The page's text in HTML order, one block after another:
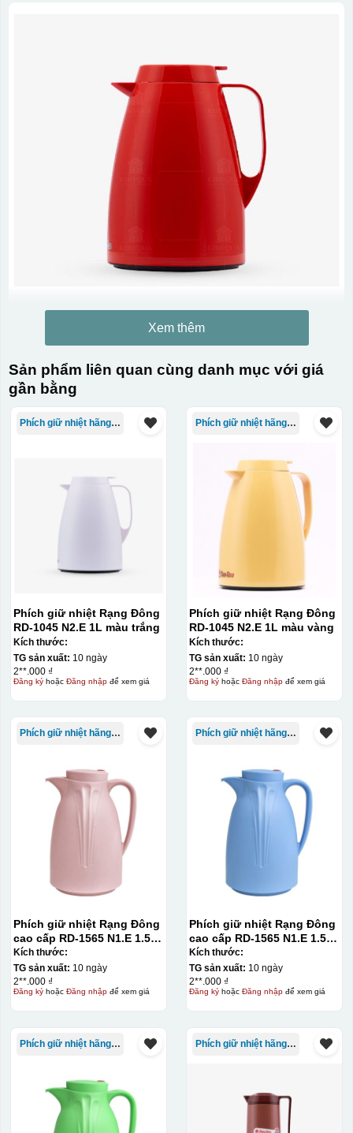
Kiểu in:
In lưới (silk screen printing) trong ngành quà tặng là kỹ
quang, trong đó hình ảnh cần in được phơi sáng tạo
thành khuôn. Mực in được đẩy qua các lỗ nhỏ trên lưới
bằng một thanh gạt (squeegee) để in lên bề mặt sản
phẩm như ly, cốc, bút, móc khóa hay các vật phẩm quà
tặng khác. Kỹ thuật này cho phép in được nhiều màu sắc
khác nhau, độ bền cao, có thể in trên nhiều chất liệu và
phù hợp cho sản xuất số lượng lớn, tuy nhiên đòi hỏi
tương đối cao.
Chất liệu:
Nhựa
Xem thêm
Sản phẩm liên quan cùng danh mục với giá
gần bằng
Phích giữ nhiệt hãng Rạng Đông
Phích giữ nhiệt Rạng Đông
RD-1045 N2.E 1L màu trắng
Kích thước:
TG sản xuất: 10 ngày
2**.000 ₫
Đăng kýhoặc Đăng nhậpđể xem giá
Phích giữ nhiệt hãng Rạng Đông
Phích giữ nhiệt Rạng Đông
RD-1045 N2.E 1L màu vàng
Kích thước:
TG sản xuất: 10 ngày
2**.000 ₫
Đăng kýhoặc Đăng nhậpđể xem giá
Phích giữ nhiệt hãng Rạng Đông
Phích giữ nhiệt Rạng Đông
cao cấp RD-1565 N1.E 1.5L
màu hồng
Kích thước:
TG sản xuất: 10 ngày
2**.000 ₫
Đăng kýhoặc Đăng nhậpđể xem giá
Phích giữ nhiệt hãng Rạng Đông
Phích giữ nhiệt Rạng Đông
cao cấp RD-1565 N1.E 1.5L
màu xanh dương
Kích thước:
TG sản xuất: 10 ngày
2**.000 ₫
Đăng kýhoặc Đăng nhậpđể xem giá
Phích giữ nhiệt hãng Rạng Đông Phích giữ nhiệt hãng Rạng Đông